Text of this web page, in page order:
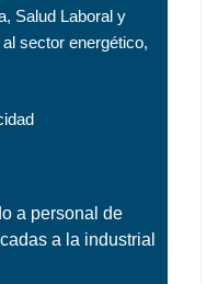
Salud Laboral y
sector energético,
a personal de
a la industrial